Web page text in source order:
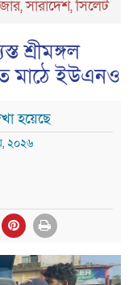
,সারাদেশ,সিলেট
শ্রীমঙ্গল
মাঠে ইউএনও
হয়েছে
২০২৬